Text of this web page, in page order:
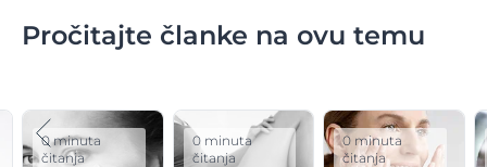
Pročitajte članke na ovu temu
0 minuta
čitanja
0 minuta
čitanja
0 minuta
čitanja